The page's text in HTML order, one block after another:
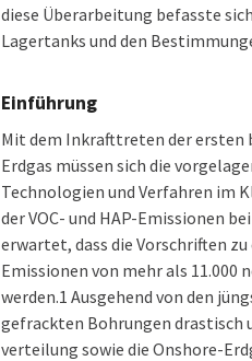
diese Überarbeitung befasste
Lagertanks und den
Einführung
Mit dem Inkrafttreten der ersten
Erdgas müssen sich die
Technologien und Verfahren im
der VOC- und HAP-Emissionen
erwartet, dass die Vorschriften
Emissionen von mehr als 11.000
werden.1 Ausgehend von den
gefrackten Bohrungen
verteilung sowie die Onshore-